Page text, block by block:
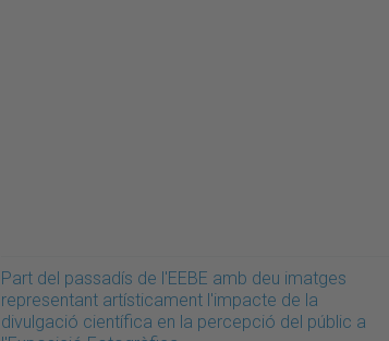
Part del passadís de l'EEBE amb deu imatges
representant artísticament l'impacte de la
divulgació científica en la percepció del públic a